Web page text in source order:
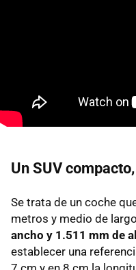
Un SUV
Se trata de un coche
metros y medio de
ancho y 1.511 mm de
establecer una